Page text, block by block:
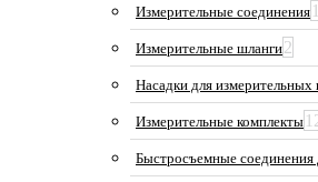
Измерительные соединения
Измерительные шланги2
Насадки для измерительных
Измерительные комплекты
Быстросъемные соединения